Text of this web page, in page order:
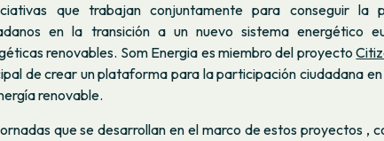
que trabajan conjuntamente para conseguir la
en la transición a un nuevo sistema energético
renovables. Som Energia es miembro del proyecto
de crear un plataforma para la participación ciudadana
renovable.
que se desarrollan en el marco de estos proyectos ,